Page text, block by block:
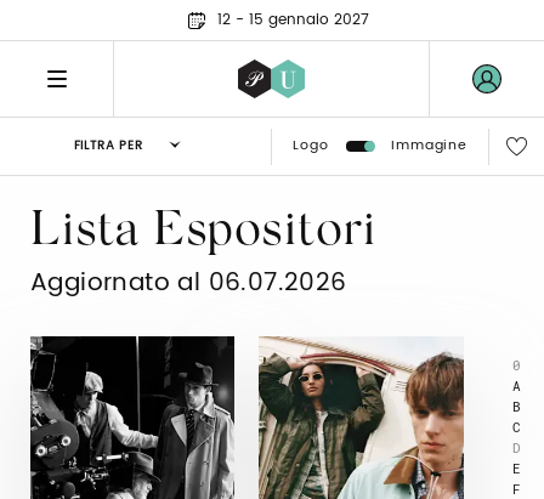
12 - 15 gennaio 2027
FILTRA PER Logo Immagine
0
A
B
C
D
E
F
Lista Espositori
Aggiornato al 06.07.2026